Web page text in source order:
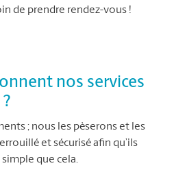
de prendre rendez-vous !
nos services
; nous les pèserons et les
et sécurisé afin qu’ils
simple que cela.